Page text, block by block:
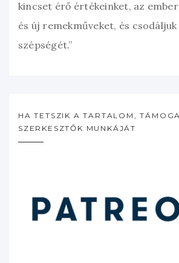
kincset érő értékeinket, az
és új remekműveket, és
szépségét.”
HA TETSZIK A TARTALOM,
SZERKESZTŐK MUNKÁJÁT